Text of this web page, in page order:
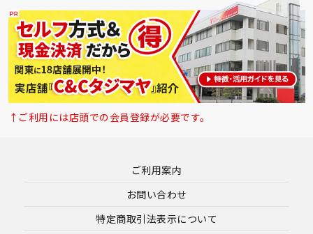
↑ご利用には店頭での会員登録が必要です。
ご利用案内
お問い合わせ
特定商取引法表示について